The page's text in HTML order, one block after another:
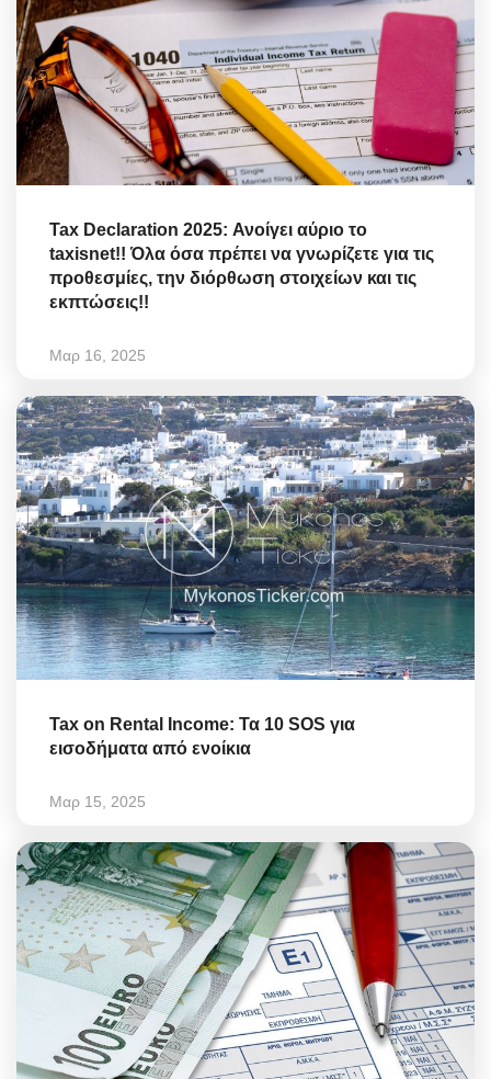
Tax Declaration 2025: Ανοίγει αύριο το
taxisnet!! Όλα όσα πρέπει να γνωρίζετε για τις
προθεσμίες, την διόρθωση στοιχείων και τις
εκπτώσεις!!
Μαρ 16, 2025
Tax on Rental Income: Τα 10 SOS για
εισοδήματα από ενοίκια
Μαρ 15, 2025